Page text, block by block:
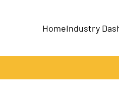
HomeIndustry